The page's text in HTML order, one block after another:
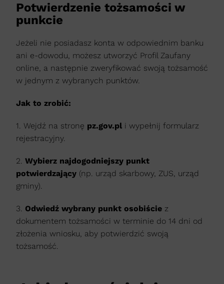
Potwierdzenie tożsamości w
punkcie
Jeżeli nie posiadasz konta w odpowiednim banku
ani e-dowodu, możesz utworzyć Profil Zaufany
online, a następnie zweryfikować swoją tożsamość
w jednym z wybranych punktów.
Jak to zrobić:
1. Wejdź na stronę pz.gov.pl i wypełnij formularz
rejestracyjny.
2. Wybierz najdogodniejszy punkt
potwierdzający (np. urząd skarbowy, ZUS, urząd
gminy).
3. Odwiedź wybrany punkt osobiście z
dokumentem tożsamości w terminie do 14 dni od
złożenia wniosku, aby potwierdzić swoją
tożsamość.